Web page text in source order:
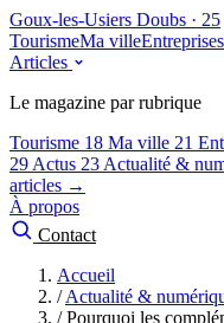
Goux-les-Usiers Doubs · 25
TourismeMa villeEntreprises
Articles
Le magazine par rubrique
Tourisme 18 Ma ville 21
29 Actus 23 Actualité &
articles →
À propos
Contact
Accueil
/ Actualité &
/ Pourquoi les